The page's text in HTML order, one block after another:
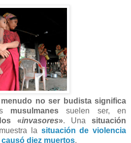
no ser budista significa
musulmanessuelen ser, en
«invasores». Una situación
la situación de violencia
diez muertos.